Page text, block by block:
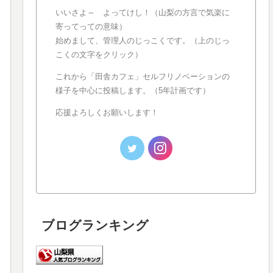
いいさよ～ よってけし！（山梨の方言で気楽に
寄ってっての意味）
始めまして、管理人のじっこくです。（上のじっ
こくの文字をクリック）
これから「田舎カフェ」セルフリノベーションの
様子を中心に投稿します。（5年計画です）
応援よろしくお願いします！
ブログランキング